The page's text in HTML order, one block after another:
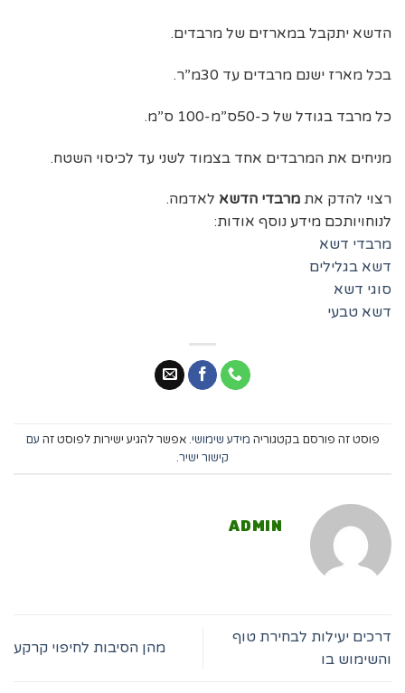
הדשא יתקבל במארזים של מרבדים.
בכל מארז ישנם מרבדים עד 30מ”ר.
כל מרבד בגודל של כ-50ס”מ-100 ס”מ.
מניחים את המרבדים אחד בצמוד לשני עד לכיסוי השטח.
רצוי להדק את מרבדי הדשא לאדמה.
לנוחויותכם מידע נוסף אודות:
מרבדי דשא
דשא בגלילים
סוגי דשא
דשא טבעי
פוסט זה פורסם בקטגוריה מידע שימושי. אפשר להגיע ישירות לפוסט זה עם
קישור ישיר.
ADMIN
דרכים יעילות לבחירת טוף
והשימוש בו
מהן הסיבות לחיפוי קרקע